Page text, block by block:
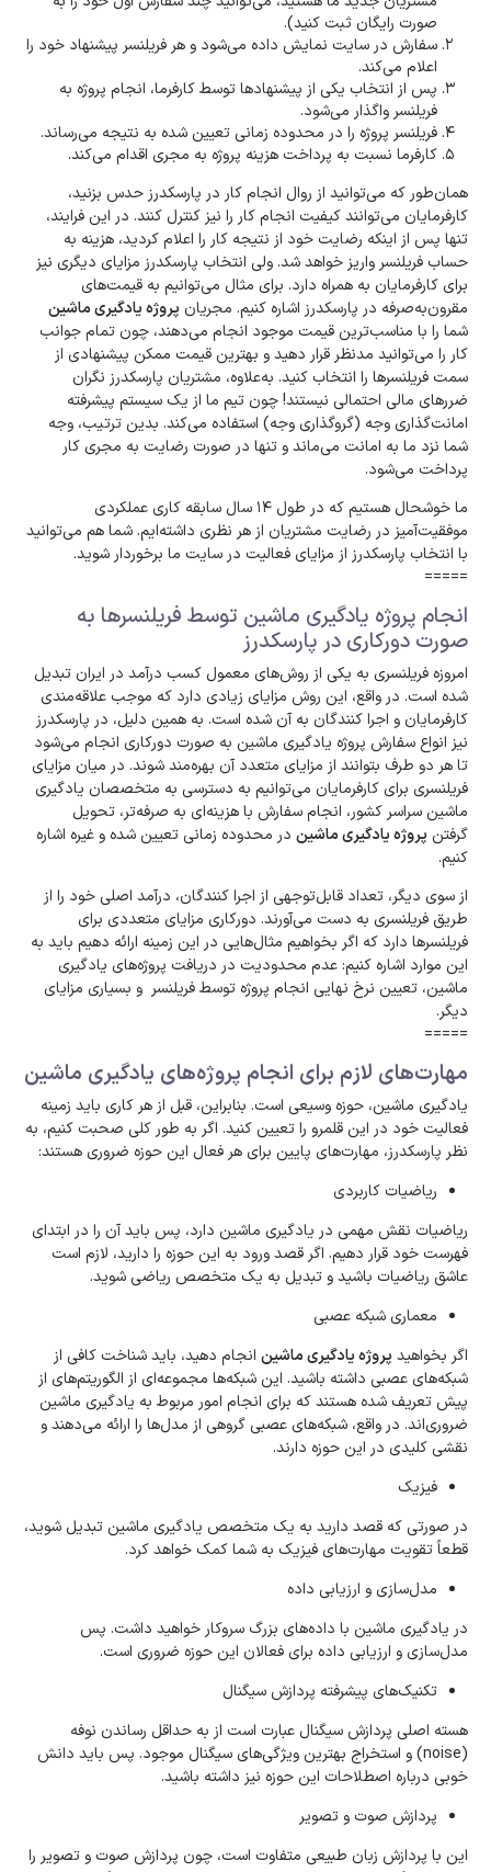
صورت رایگان ثبت کنید).
سفارش در سایت نمایش داده می‌شود و هر فریلنسر پیشنهاد خود را
اعلام می‌کند.
پس از انتخاب یکی از پیشنهادها توسط کارفرما، انجام پروژه به
فریلنسر واگذار می‌شود.
فریلنسر پروژه را در محدوده زمانی تعیین شده به نتیجه می‌رساند.
کارفرما نسبت به پرداخت هزینه پروژه به مجری اقدام می‌کند.
همان‌طور که می‌توانید از روال انجام کار در پارسکدرز حدس بزنید،
کارفرمایان می‌توانند کیفیت انجام کار را نیز کنترل کنند. در این فرایند،
تنها پس از اینکه رضایت خود از نتیجه کار را اعلام کردید، هزینه به
حساب فریلنسر واریز خواهد شد. ولی انتخاب پارسکدرز مزایای دیگری نیز
برای کارفرمایان به همراه دارد. برای مثال می‌توانیم به قیمت‌های
مقرون‌به‌صرفه در پارسکدرز اشاره کنیم. مجریان پروژه یادگیری ماشین
شما را با مناسب‌ترین قیمت موجود انجام می‌دهند، چون تمام جوانب
کار را می‌توانید مدنظر قرار دهید و بهترین قیمت ممکن پیشنهادی از
سمت فریلنسرها را انتخاب کنید. به‌علاوه، مشتریان پارسکدرز نگران
ضررهای مالی احتمالی نیستند! چون تیم ما از یک سیستم پیشرفته
امانت‌گذاری وجه (گروگذاری وجه) استفاده می‌کند. بدین ترتیب، وجه
شما نزد ما به امانت می‌ماند و تنها در صورت رضایت به مجری کار
پرداخت می‌شود.
ما خوشحال هستیم که در طول ۱۴ سال سابقه کاری عملکردی
موفقیت‌آمیز در رضایت مشتریان از هر نظری داشته‌ایم. شما هم می‌توانید
با انتخاب پارسکدرز از مزایای فعالیت در سایت ما برخوردار شوید.
=====
انجام پروژه یادگیری ماشین توسط فریلنسرها به
صورت دورکاری در پارسکدرز
امروزه فریلنسری به یکی از روش‌های معمول کسب درآمد در ایران تبدیل
شده است. در واقع، این روش مزایای زیادی دارد که موجب علاقه‌مندی
کارفرمایان و اجرا کنندگان به آن شده است. به همین دلیل، در پارسکدرز
نیز انواع سفارش پروژه یادگیری ماشین به صورت دورکاری انجام می‌شود
تا هر دو طرف بتوانند از مزایای متعدد آن بهره‌مند شوند. در میان مزایای
فریلنسری برای کارفرمایان می‌توانیم به دسترسی به متخصصان یادگیری
ماشین سراسر کشور، انجام سفارش با هزینه‌ای به صرفه‌تر، تحویل
گرفتن پروژه یادگیری ماشین در محدوده زمانی تعیین شده و غیره اشاره
کنیم.
از سوی دیگر، تعداد قابل‌توجهی از اجرا کنندگان، درآمد اصلی خود را از
طریق فریلنسری به دست می‌آورند. دورکاری مزایای متعددی برای
فریلنسرها دارد که اگر بخواهیم مثال‌هایی در این زمینه ارائه دهیم باید به
این موارد اشاره کنیم: عدم محدودیت در دریافت پروژه‌های یادگیری
ماشین، تعیین نرخ نهایی انجام پروژه توسط فریلنسر و بسیاری مزایای
دیگر.
=====
مهارت‌های لازم برای انجام پروژه‌های یادگیری ماشین
یادگیری ماشین، حوزه وسیعی است. بنابراین، قبل از هر کاری باید زمینه
فعالیت خود در این قلمرو را تعیین کنید. اگر به طور کلی صحبت کنیم، به
نظر پارسکدرز، مهارت‌های پایین برای هر فعال این حوزه ضروری هستند:
ریاضیات کاربردی
ریاضیات نقش مهمی در یادگیری ماشین دارد، پس باید آن را در ابتدای
فهرست خود قرار دهیم. اگر قصد ورود به این حوزه را دارید، لازم است
عاشق ریاضیات باشید و تبدیل به یک متخصص ریاضی شوید.
معماری شبکه عصبی
اگر بخواهید پروژه یادگیری ماشین انجام دهید، باید شناخت کافی از
شبکه‌های عصبی داشته باشید. این شبکه‌ها مجموعه‌ای از الگوریتم‌های از
پیش تعریف شده هستند که برای انجام امور مربوط به یادگیری ماشین
ضروری‌اند. در واقع، شبکه‌های عصبی گروهی از مدل‌ها را ارائه می‌دهند و
نقشی کلیدی در این حوزه دارند.
فیزیک
در صورتی که قصد دارید به یک متخصص یادگیری ماشین تبدیل شوید،
قطعاً تقویت مهارت‌های فیزیک به شما کمک خواهد کرد.
مدل‌سازی و ارزیابی داده
در یادگیری ماشین با داده‌های بزرگ سروکار خواهید داشت. پس
مدل‌سازی و ارزیابی داده برای فعالان این حوزه ضروری است.
تکنیک‌های پیشرفته پردازش سیگنال
هسته اصلی پردازش سیگنال عبارت است از به حداقل رساندن نوفه
(noise) و استخراج بهترین ویژگی‌های سیگنال موجود. پس باید دانش
خوبی درباره اصطلاحات این حوزه نیز داشته باشید.
پردازش صوت و تصویر
این با پردازش زبان طبیعی متفاوت است، چون پردازش صوت و تصویر را